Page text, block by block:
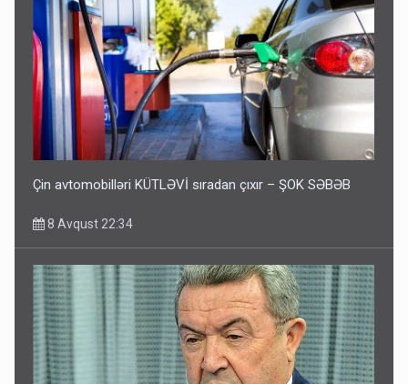
Çin avtomobilləri KÜTLƏVİ sıradan çıxır – ŞOK SƏBƏB
8 Avqust 22:34